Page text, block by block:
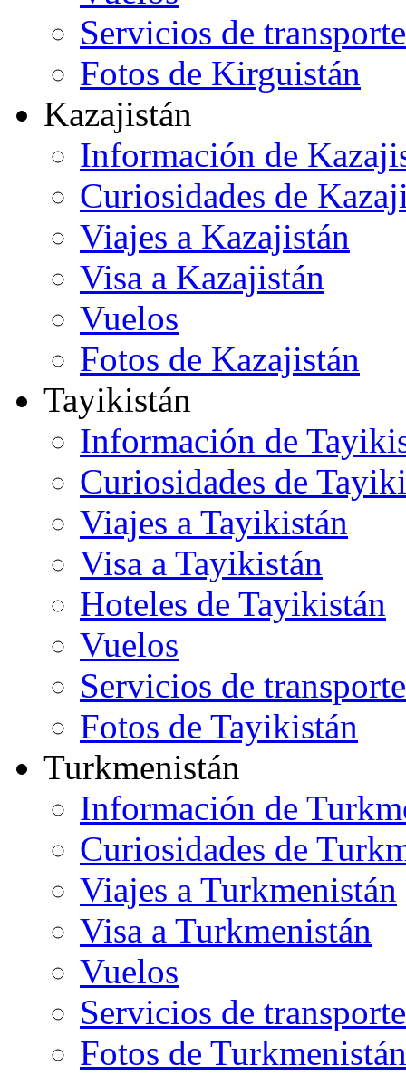
Servicios de transporte
Fotos de Kirguistán
Kazajistán
Información de
Curiosidades de
Viajes a Kazajistán
Visa a Kazajistán
Vuelos
Fotos de Kazajistán
Tayikistán
Información de
Curiosidades de
Viajes a Tayikistán
Visa a Tayikistán
Hoteles de Tayikistán
Vuelos
Servicios de transporte
Fotos de Tayikistán
Turkmenistán
Información de
Curiosidades de
Viajes a Turkmenistán
Visa a Turkmenistán
Vuelos
Servicios de transporte
Fotos de Turkmenistán